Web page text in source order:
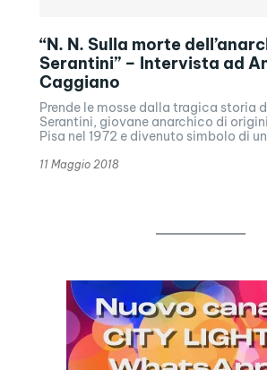
“N. N. Sulla morte
Serantini” – Intervista ad
Caggiano
Prende le mosse dalla tragica storia
Serantini, giovane anarchico di
Pisa nel 1972 e divenuto simbolo di
11 Maggio 2018